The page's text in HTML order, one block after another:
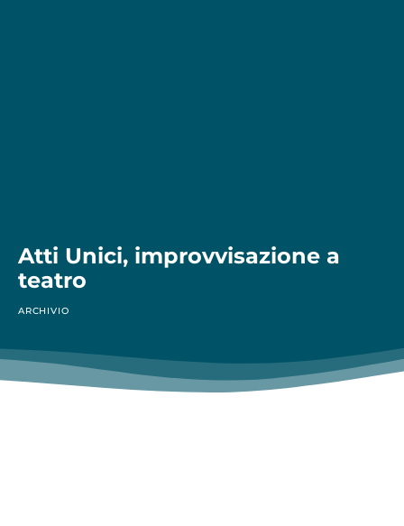
Atti Unici, improvvisazione a
teatro
ARCHIVIO